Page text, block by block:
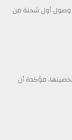
وصول أول شحنة من
مؤكدة أن